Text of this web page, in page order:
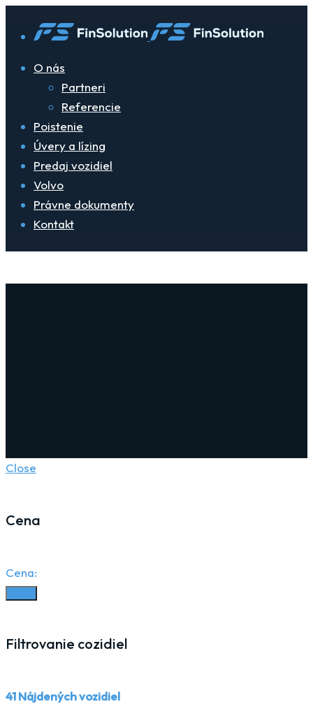
O nás
Partneri
Referencie
Poistenie
Úvery a lízing
Predaj vozidiel
Volvo
Právne dokumenty
Kontakt
Close
Cena
Cena:
Filtrovanie cozidiel
41Nájdených vozidiel